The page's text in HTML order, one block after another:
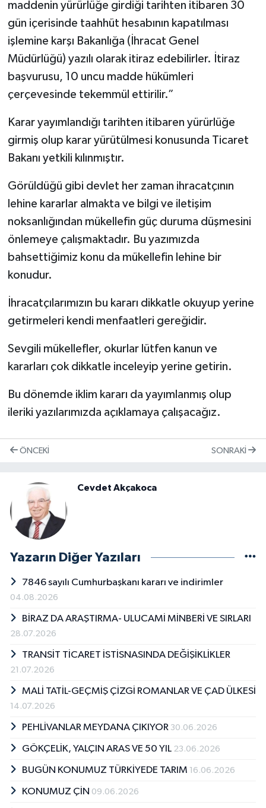
maddenin yürürlüğe girdiği tarihten itibaren 30
gün içerisinde taahhüt hesabının kapatılması
işlemine karşı Bakanlığa (İhracat Genel
Müdürlüğü) yazılı olarak itiraz edebilirler. İtiraz
başvurusu, 10 uncu madde hükümleri
çerçevesinde tekemmül ettirilir.”
Karar yayımlandığı tarihten itibaren yürürlüğe
girmiş olup karar yürütülmesi konusunda Ticaret
Bakanı yetkili kılınmıştır.
Görüldüğü gibi devlet her zaman ihracatçının
lehine kararlar almakta ve bilgi ve iletişim
noksanlığından mükellefin güç duruma düşmesini
önlemeye çalışmaktadır. Bu yazımızda
bahsettiğimiz konu da mükellefin lehine bir
konudur.
İhracatçılarımızın bu kararı dikkatle okuyup yerine
getirmeleri kendi menfaatleri gereğidir.
Sevgili mükellefler, okurlar lütfen kanun ve
kararları çok dikkatle inceleyip yerine getirin.
Bu dönemde iklim kararı da yayımlanmış olup
ileriki yazılarımızda açıklamaya çalışacağız.
ÖNCEKI SONRAKI
Cevdet Akçakoca
Yazarın Diğer Yazıları
7846 sayılı Cumhurbaşkanı kararı ve indirimler
04.08.2026
BİRAZ DA ARAŞTIRMA- ULUCAMİ MİNBERİ VE SIRLARI
28.07.2026
TRANSİT TİCARET İSTİSNASINDA DEĞİŞİKLİKLER
21.07.2026
MALİ TATİL-GEÇMİŞ ÇİZGİ ROMANLAR VE ÇAD ÜLKESİ
14.07.2026
PEHLİVANLAR MEYDANA ÇIKIYOR 30.06.2026
GÖKÇELİK, YALÇIN ARAS VE 50 YIL 23.06.2026
BUGÜN KONUMUZ TÜRKİYEDE TARIM 16.06.2026
KONUMUZ ÇİN 09.06.2026